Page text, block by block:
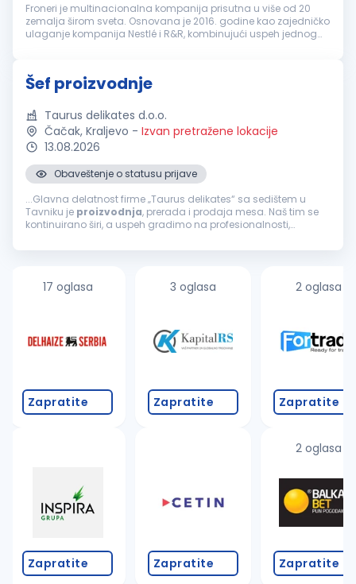
Froneri je multinacionalna kompanija prisutna u više od 20
zemalja širom sveta. Osnovana je 2016. godine kao zajedničko
ulaganje kompanija Nestlé i R&R, kombinujući uspeh jednog
Šef proizvodnje
Taurus delikates d.o.o.
Čačak, Kraljevo - Izvan pretražene lokacije
13.08.2026
Obaveštenje o statusu prijave
...Glavna delatnost firme „Taurus delikates“ sa sedištem u
Tavniku je proizvodnja, prerada i prodaja mesa. Naš tim se
kontinuirano širi, a uspeh gradimo na profesionalnosti,
17 oglasa
Zapratite
Zapratite
3 oglasa
Zapratite
Zapratite
2 oglasa
Zapratite
2 oglasa
Zapratite